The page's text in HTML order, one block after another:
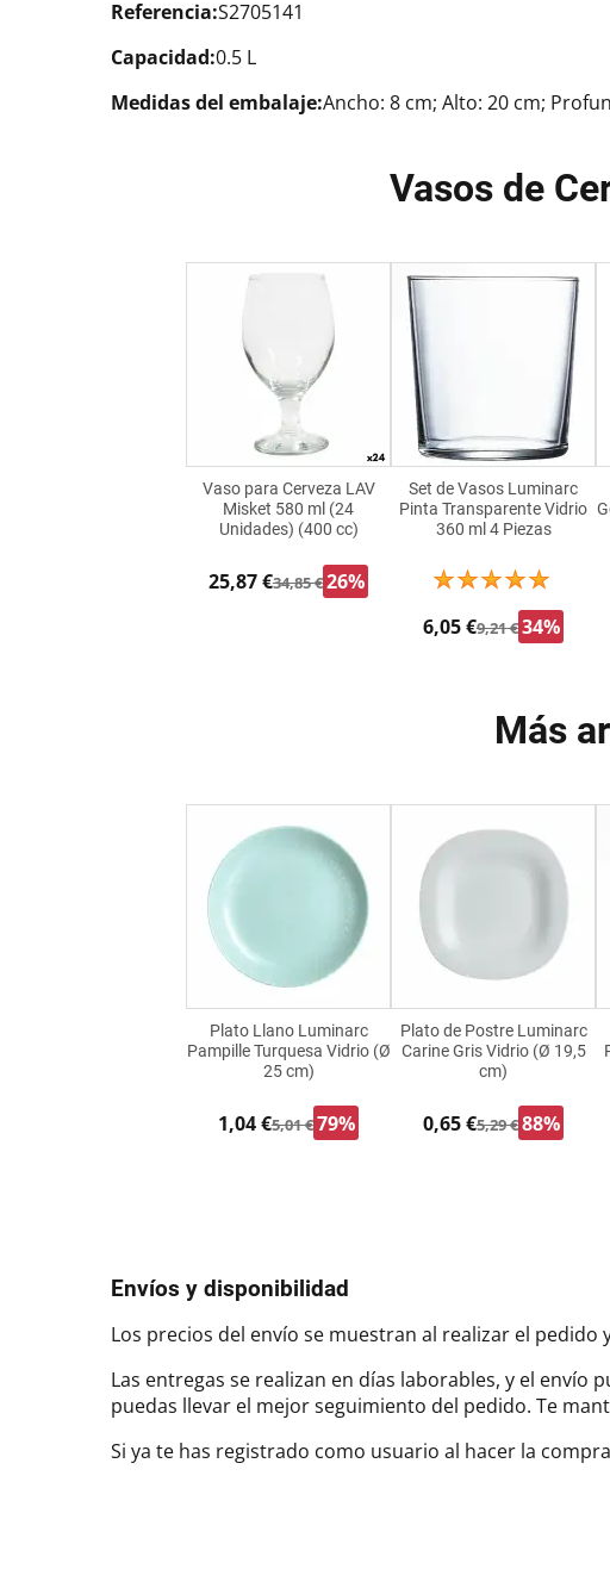
Referencia:S2705141
Capacidad:0.5 L
Medidas del embalaje:Ancho: 8 cm; Alto: 20 cm;
Vasos de
Vaso para Cerveza LAV
Misket 580 ml (24
Unidades) (400 cc)
25,87 €34,85 €26%
Set de Vasos Luminarc
Pinta Transparente Vidrio
360 ml 4 Piezas
6,05 €9,21 €34%
Más
Plato Llano Luminarc
Pampille Turquesa Vidrio (Ø
25 cm)
1,04 €5,01 €79%
Plato de Postre Luminarc
Carine Gris Vidrio (Ø 19,5
cm)
0,65 €5,29 €88%
Envíos y disponibilidad
Los precios del envío se muestran al realizar el pedido
Las entregas se realizan en días laborables, y el
puedas llevar el mejor seguimiento del pedido. Te
Si ya te has registrado como usuario al hacer la